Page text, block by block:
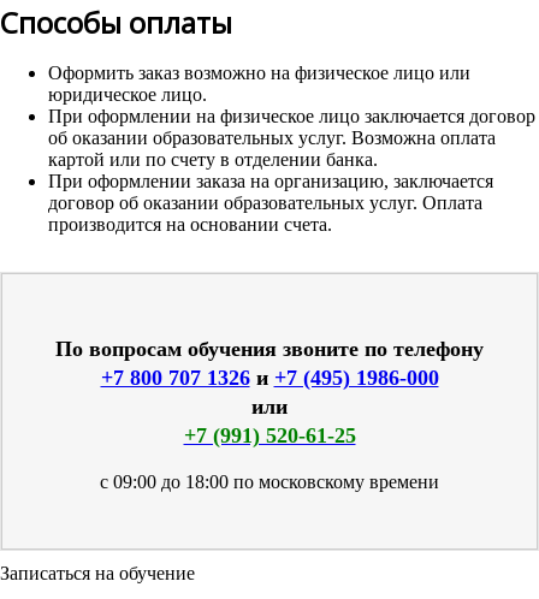
Способы оплаты
Оформить заказ возможно на физическое лицо или
юридическое лицо.
При оформлении на физическое лицо заключается договор
об оказании образовательных услуг. Возможна оплата
картой или по счету в отделении банка.
При оформлении заказа на организацию, заключается
договор об оказании образовательных услуг. Оплата
производится на основании счета.
По вопросам обучения звоните по телефону
+7 800 707 1326и +7 (495) 1986-000
или
+7 (991) 520-61-25
с 09:00 до 18:00 по московскому времени
Записаться на обучение